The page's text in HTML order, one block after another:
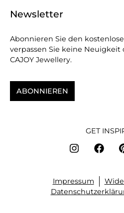
Newsletter
Abonnieren Sie den
verpassen Sie keine
CAJOY Jewellery.
ABONNIEREN
GET
Impressum